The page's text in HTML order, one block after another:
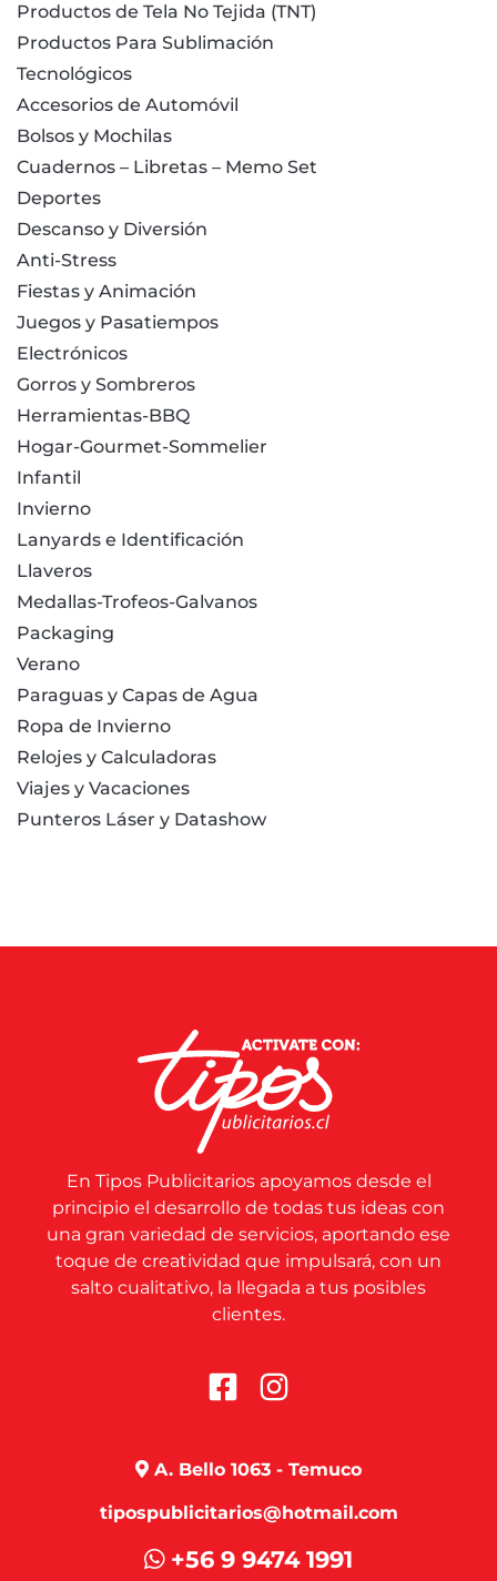
Productos de Tela No Tejida (TNT)
Productos Para Sublimación
Tecnológicos
Accesorios de Automóvil
Bolsos y Mochilas
Cuadernos – Libretas – Memo Set
Deportes
Descanso y Diversión
Anti-Stress
Fiestas y Animación
Juegos y Pasatiempos
Electrónicos
Gorros y Sombreros
Herramientas-BBQ
Hogar-Gourmet-Sommelier
Infantil
Invierno
Lanyards e Identificación
Llaveros
Medallas-Trofeos-Galvanos
Packaging
Verano
Paraguas y Capas de Agua
Ropa de Invierno
Relojes y Calculadoras
Viajes y Vacaciones
Punteros Láser y Datashow
En Tipos Publicitarios apoyamos desde el
principio el desarrollo de todas tus ideas con
una gran variedad de servicios, aportando ese
toque de creatividad que impulsará, con un
salto cualitativo, la llegada a tus posibles
clientes.
A. Bello 1063 - Temuco
tipospublicitarios@hotmail.com
+56 9 9474 1991